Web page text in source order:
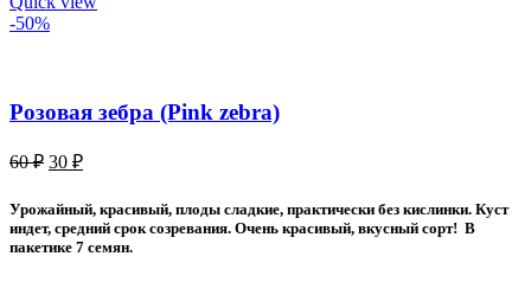
-50%
Розовая зебра (Pink zebra)
60₽ Первоначальная
составляла
60 ₽.
30 ₽Текущая
30 ₽.
Урожайный, красивый, плоды сладкие, практически без кислинки. Куст
индет, средний срок созревания. Очень красивый, вкусный сорт! В
пакетике 7 семян.